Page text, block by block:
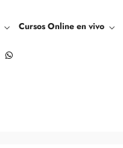
Cursos Online en vivo